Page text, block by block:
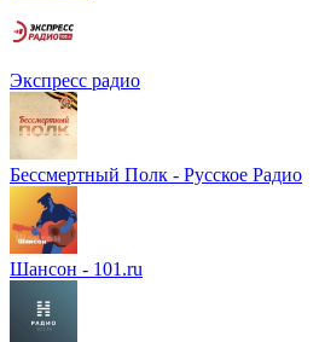
Экспресс радио
Бессмертный Полк - Русское Радио
Шансон - 101.ru